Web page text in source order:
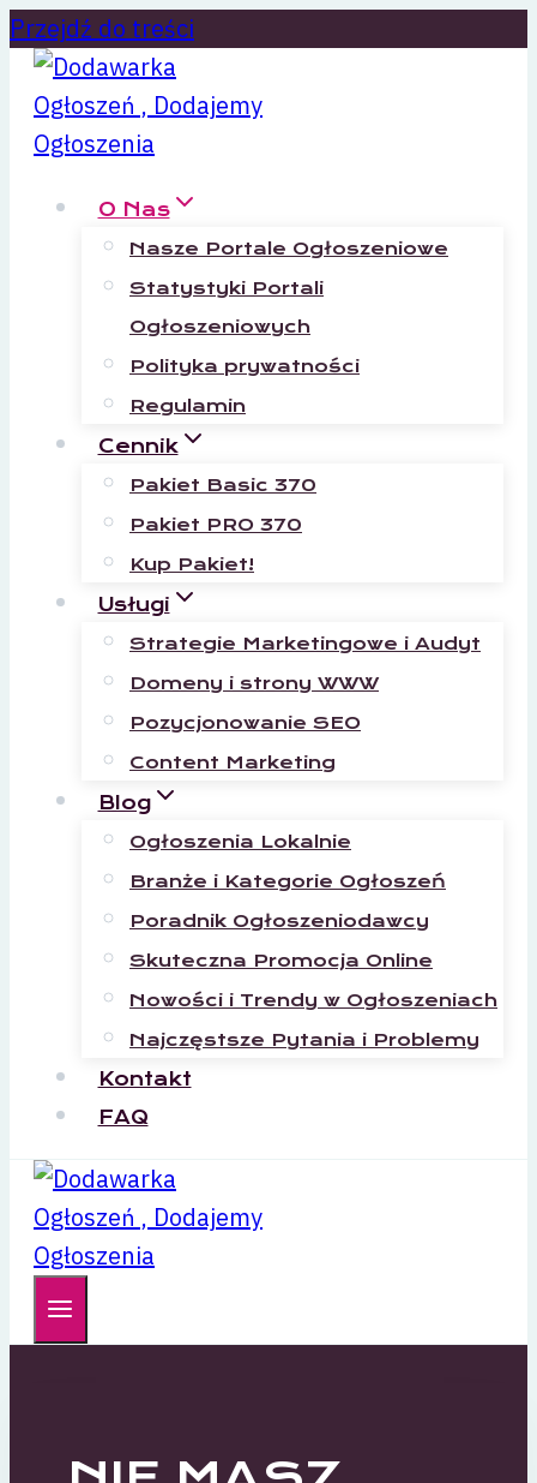
Przejdź do treści
O Nas
Nasze Portale Ogłoszeniowe
Statystyki Portali
Ogłoszeniowych
Polityka prywatności
Regulamin
Cennik
Pakiet Basic 370
Pakiet PRO 370
Kup Pakiet!
Usługi
Strategie Marketingowe i Audyt
Domeny i strony WWW
Pozycjonowanie SEO
Content Marketing
Blog
Ogłoszenia Lokalnie
Branże i Kategorie Ogłoszeń
Poradnik Ogłoszeniodawcy
Skuteczna Promocja Online
Nowości i Trendy w Ogłoszeniach
Najczęstsze Pytania i Problemy
Kontakt
FAQ